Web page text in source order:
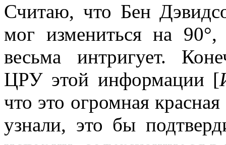
Считаю, что Бен
мог измениться на 90°,
весьма интригует.
ЦРУ этой информации [
что это огромная
узнали, это бы